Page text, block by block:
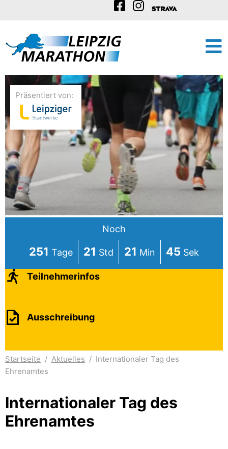
Präsentiert von:
Noch
251 21 21 44
Teilnehmerinfos
Ausschreibung
Startseite / Aktuelles / Internationaler Tag des
Ehrenamtes
Internationaler Tag des
Ehrenamtes